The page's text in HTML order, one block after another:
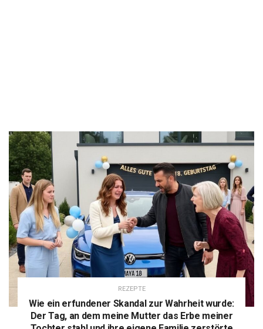
REZEPTE
Wie ein erfundener Skandal zur Wahrheit wurde:
Der Tag, an dem meine Mutter das Erbe meiner